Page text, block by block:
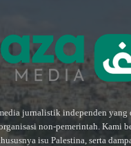
jurnalistik independen
non-pemerintah. Kami
isu Palestina, serta